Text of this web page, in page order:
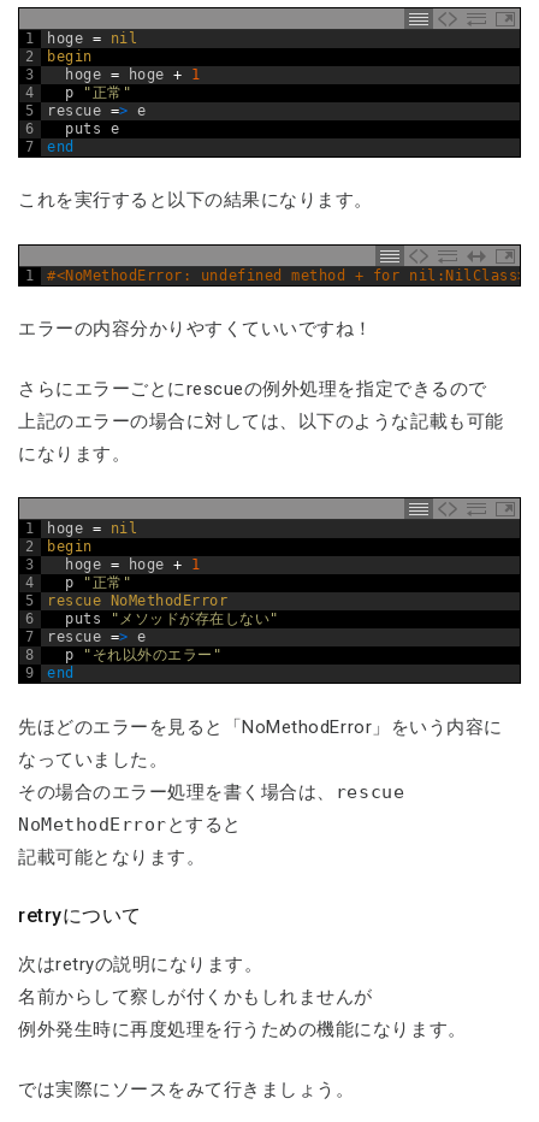
1
2
3
4
5
6
7
hoge =
nil
begin
hoge = hoge +
1
p
"正常"
rescue => e
puts
e
end
これを実行すると以下の結果になります。
1 #<NoMethodError: undefined method + for nil:NilClass>
エラーの内容分かりやすくていいですね！
さらにエラーごとにrescueの例外処理を指定できるので
上記のエラーの場合に対しては、以下のような記載も可能
になります。
1
2
3
4
5
6
7
8
9
hoge =
nil
begin
hoge = hoge +
1
p
"正常"
rescue
NoMethodError
puts
"メソッドが存在しない"
rescue => e
p
"それ以外のエラー"
end
先ほどのエラーを見ると「NoMethodError」をいう内容に
なっていました。
その場合のエラー処理を書く場合は、
rescue
NoMethodErrorとすると
記載可能となります。
retryについて
次はretryの説明になります。
名前からして察しが付くかもしれませんが
例外発生時に再度処理を行うための機能になります。
では実際にソースをみて行きましょう。